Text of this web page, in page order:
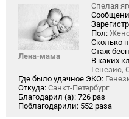
Лена-мама
Спелая
Пол:
Сколько
Стаж
В каких
Генезис,
Где было удачное ЭКО:
Откуда: Санкт-Петербург
Благодарил (а): 726 раз
Поблагодарили: 552 раза